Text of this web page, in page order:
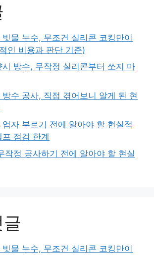
물 누수, 무조건 실리콘 코킹만이
인 비용과 판단 기준)
시 방수, 무작정 실리콘부터 쏘지 마
수 공사, 직접 겪어보니 알게 된 현
자 부르기 전에 알아야 할 현실적
점검 한계
작정 공사하기 전에 알아야 할 현실
물 누수, 무조건 실리콘 코킹만이